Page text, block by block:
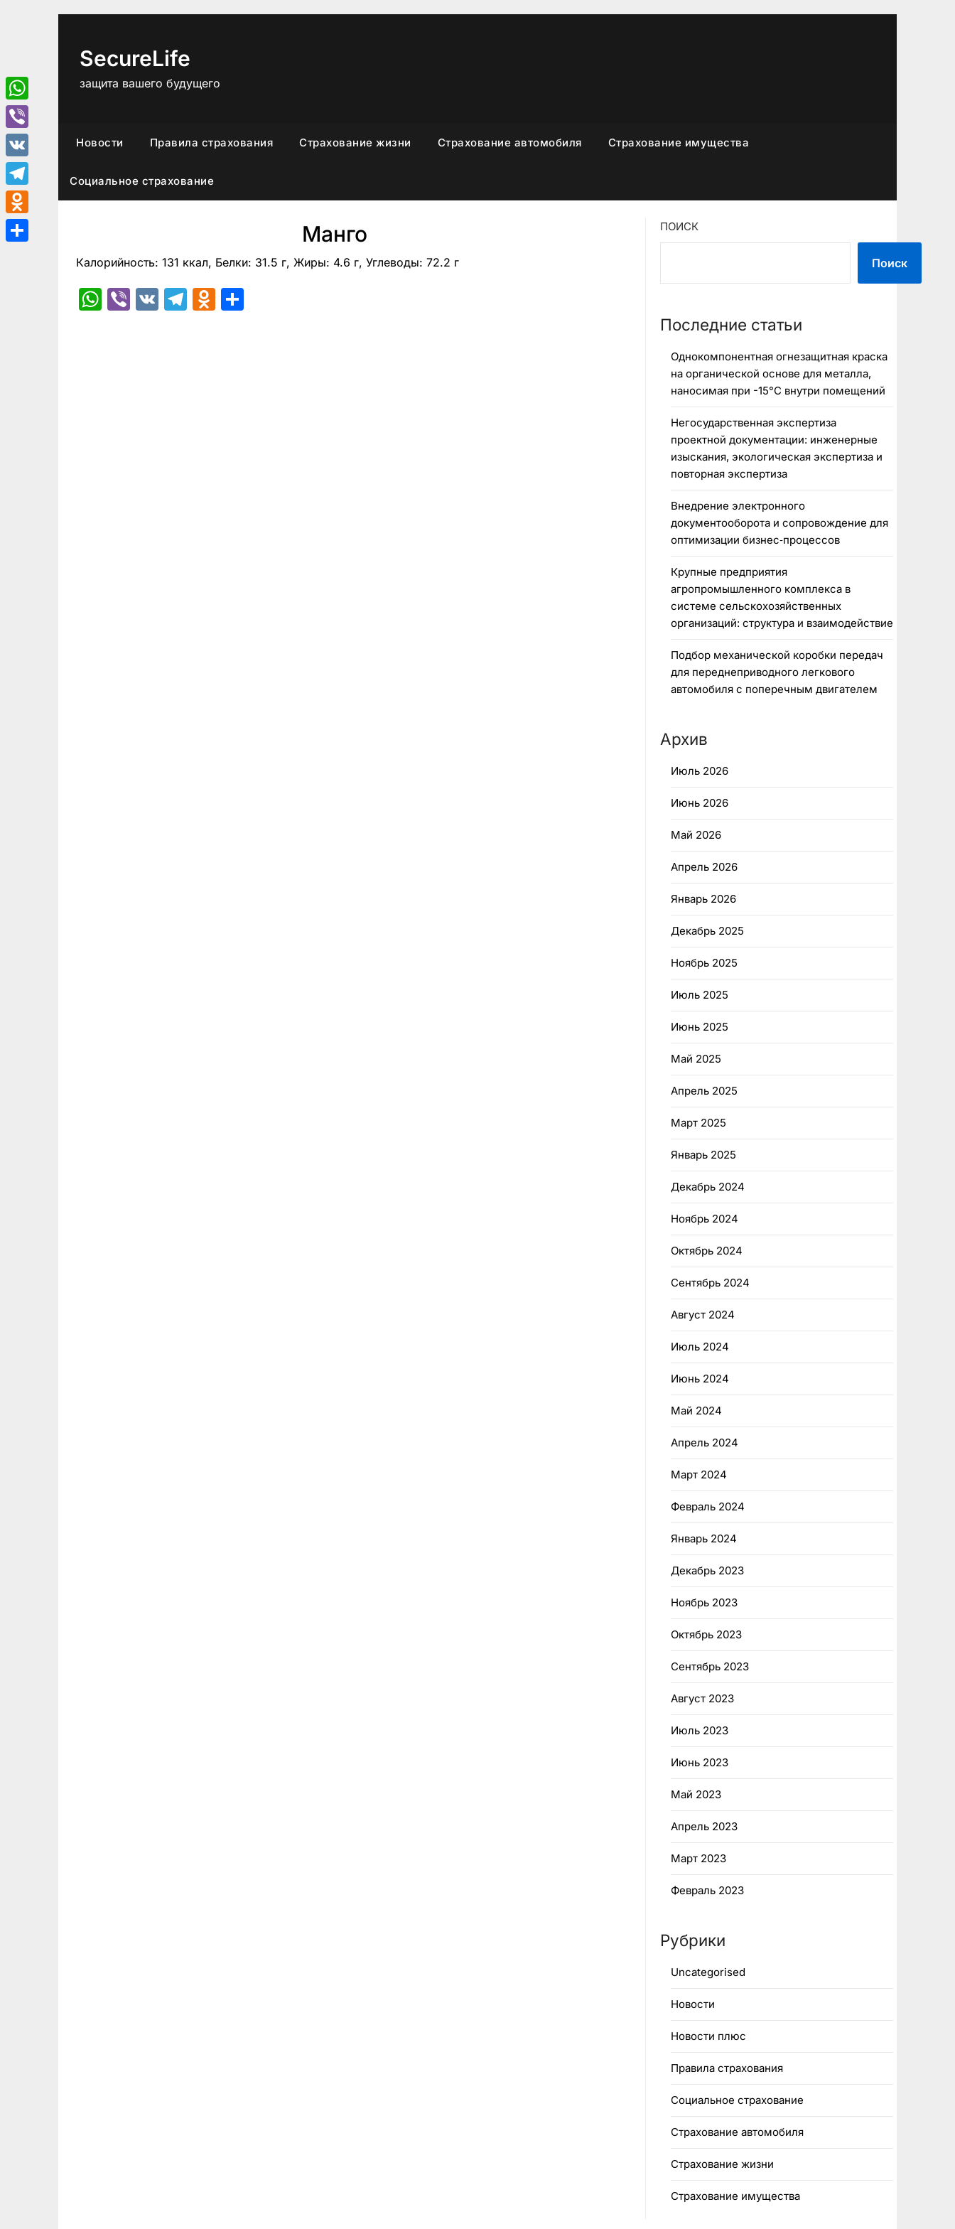
SecureLife
защита вашего будущего
Новости Правила страхования Страхование жизни Страхование автомобиля Страхование имущества
Социальное страхование
Манго
Калорийность: 131 ккал, Белки: 31.5 г, Жиры: 4.6 г, Углеводы: 72.2 г
WhatsApp
Viber
VK Telegram
Odnoklassniki
ПОИСК
Поиск
Последние статьи
Однокомпонентная огнезащитная краска
на органической основе для металла,
наносимая при -15°C внутри помещений
Негосударственная экспертиза
проектной документации: инженерные
изыскания, экологическая экспертиза и
повторная экспертиза
Внедрение электронного
документооборота и сопровождение для
оптимизации бизнес‑процессов
Крупные предприятия
агропромышленного комплекса в
системе сельскохозяйственных
организаций: структура и взаимодействие
Подбор механической коробки передач
для переднеприводного легкового
автомобиля с поперечным двигателем
Архив
Июль 2026
Июнь 2026
Май 2026
Апрель 2026
Январь 2026
Декабрь 2025
Ноябрь 2025
Июль 2025
Июнь 2025
Май 2025
Апрель 2025
Март 2025
Январь 2025
Декабрь 2024
Ноябрь 2024
Октябрь 2024
Сентябрь 2024
Август 2024
Июль 2024
Июнь 2024
Май 2024
Апрель 2024
Март 2024
Февраль 2024
Январь 2024
Декабрь 2023
Ноябрь 2023
Октябрь 2023
Сентябрь 2023
Август 2023
Июль 2023
Июнь 2023
Май 2023
Апрель 2023
Март 2023
Февраль 2023
Рубрики
Uncategorised
Новости
Новости плюс
Правила страхования
Социальное страхование
Страхование автомобиля
Страхование жизни
Страхование имущества
WhatsApp
Viber
VK
Telegram
Odnoklassniki